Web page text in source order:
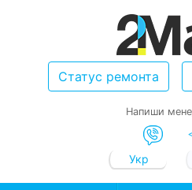
Статус ремонта
Напиши
Укр